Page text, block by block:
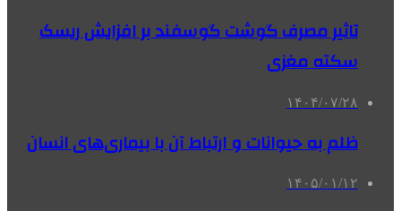
تاثیر مصرف گوشت گوسفند بر افزایش ریسک
سکته مغزی
۱۴۰۴/۰۷/۲۸
ظلم به حیوانات و ارتباط آن با بیماری‌های انسان
۱۴۰۵/۰۱/۱۲